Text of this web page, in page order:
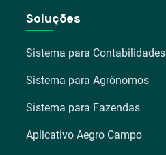
Soluções
Sistema para Contabilidades
Sistema para Agrônomos
Sistema para Fazendas
Aplicativo Aegro Campo